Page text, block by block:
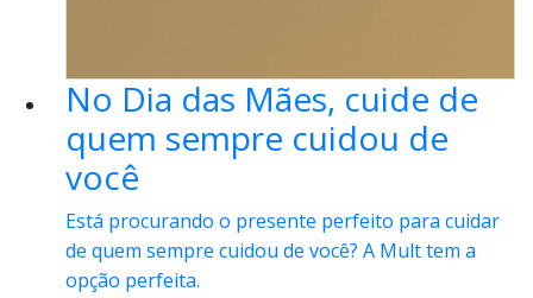
No Dia das Mães, cuide de
quem sempre cuidou de
você
Está procurando o presente perfeito para cuidar
de quem sempre cuidou de você? A Mult tem a
opção perfeita.